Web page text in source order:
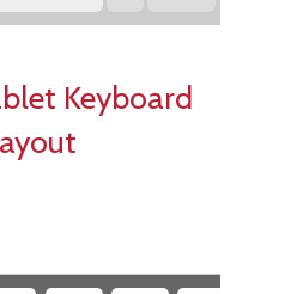
Keyboard